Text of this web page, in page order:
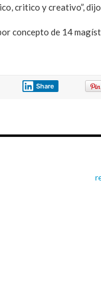
critico y creativo”, dijo
concepto de 14
Share